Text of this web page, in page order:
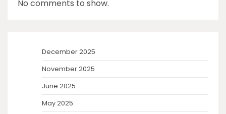
No comments to show.
December 2025
November 2025
June 2025
May 2025